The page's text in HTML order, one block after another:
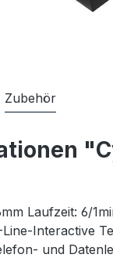
Zubehör
Laufzeit: 6/
Interactive
und